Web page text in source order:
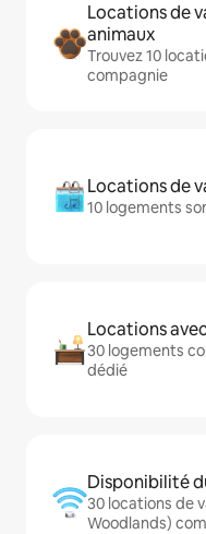
Locations de
animaux
Trouvez 10
compagnie
Locations de
10 logements
Locations
30 logements
dédié
Disponibilité
30 locations de
Woodlands)